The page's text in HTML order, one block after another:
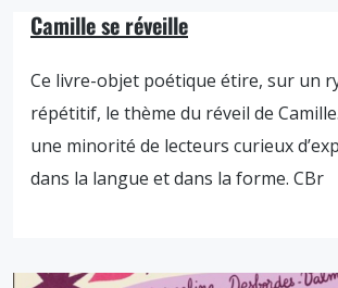
Camille se réveille
Ce livre-objet poétique étire, sur un
répétitif, le thème du réveil de
une minorité de lecteurs curieux
dans la langue et dans la forme. CBr